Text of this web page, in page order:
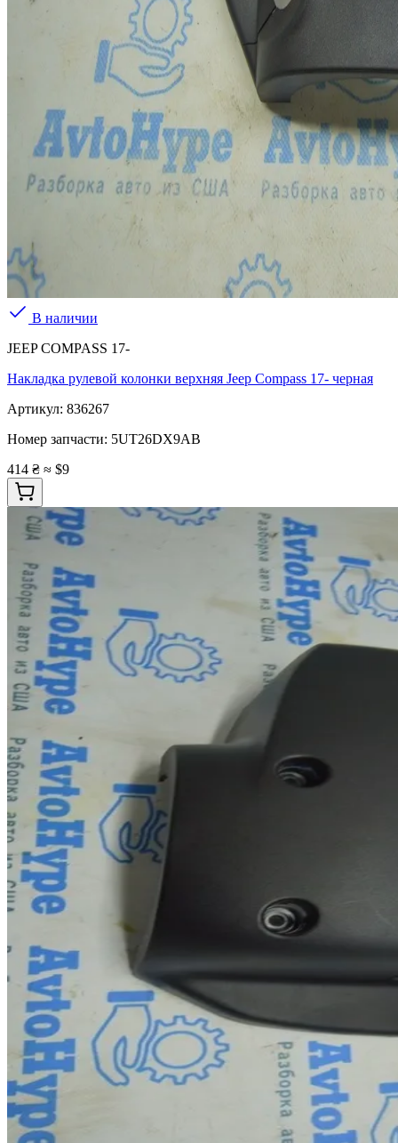
В наличии
JEEP COMPASS 17-
Накладка рулевой колонки верхняя Jeep Compass 17- черная
Артикул: 836267
Номер запчасти: 5UT26DX9AB
414 ₴ ≈ $9